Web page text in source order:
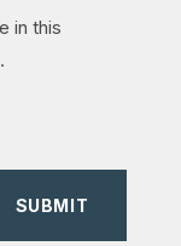
in this
SUBMIT